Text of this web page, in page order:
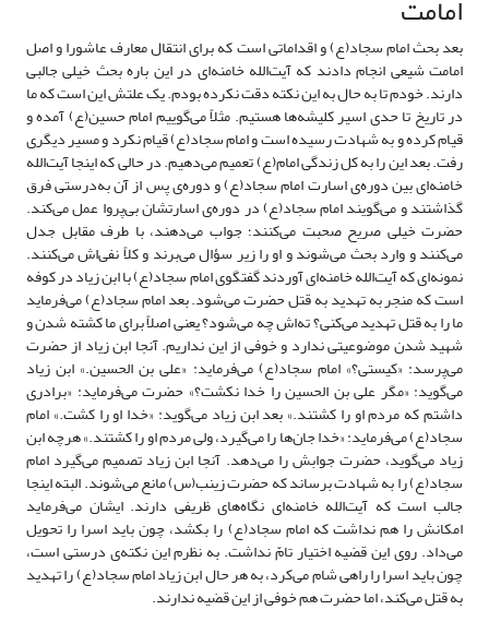
امامت
بعد بحث امام سجاد(ع) و اقداماتی است که برای انتقال معارف عاشورا و اصل
امامت شیعی انجام دادند که آیت‌الله خامنه‌ای در این باره‌ بحث خیلی جالبی
دارند. خودم تا به حال به این نکته دقت نکرده بودم. یک علتش این است که ما
در تاریخ تا حدی اسیر کلیشه‌ها هستیم. مثلاً می‌گوییم امام حسین(ع) آمده و
قیام کرده و به شهادت رسیده است و امام سجاد(ع) قیام نکرد و مسیر دیگری
رفت. بعد این را به کل زندگی امام(ع) تعمیم می‌دهیم. در حالی که اینجا آیت‌الله
خامنه‌ای بین دوره‌ی اسارت امام سجاد(ع) و دوره‌ی پس از آن به‌درستی فرق
گذاشتند و می‌گویند امام سجاد(ع) در دوره‌ی اسارتشان بی‌پروا عمل می‌کند.
حضرت خیلی صریح صحبت می‌کنند؛ جواب می‌دهند، با طرف مقابل جدل
می‌کنند و وارد بحث می‌شوند و او را زیر سؤال می‌برند و کلاً نفی‌اش می‌کنند.
نمونه‌ای که آیت‌الله خامنه‌ای آوردند گفتگوی امام سجاد(ع) با ابن زیاد در کوفه
است که منجر به تهدید به قتل حضرت می‌شود. بعد امام سجاد(ع) می‌فرماید
ما را به قتل تهدید می‌کنی؟ ته‌اش چه می‌شود؟ یعنی اصلاً برای ما کشته شدن و
شهید شدن موضوعیتی ندارد و خوفی از این نداریم. آنجا ابن زیاد از حضرت
می‌پرسد: «کیستی؟» امام سجاد(ع) می‌فرماید: «علی بن الحسین.» ابن زیاد
می‌گوید: «مگر علی بن الحسین را خدا نکشت؟» حضرت می‌فرماید: «برادری
داشتم که مردم او را کشتند.» بعد ابن زیاد می‌گوید: «خدا او را کشت.» امام
سجاد(ع) می‌فرماید: «خدا جان‌ها را می‌گیرد، ولی مردم او را کشتند.» هرچه ابن
زیاد می‌گوید، حضرت جوابش را می‌دهد. آنجا ابن زیاد تصمیم می‌گیرد امام
سجاد(ع) را به شهادت برساند که حضرت زینب(س) مانع می‌شوند. البته اینجا
جالب است که آیت‌الله خامنه‌ای نگاه‌های ظریفی دارند. ایشان می‌فرماید
امکانش را هم نداشت که امام سجاد(ع) را بکشد، چون باید اسرا را تحویل
می‌داد. روی این قضیه اختیار تامّ نداشت. به نظرم این نکته‌ی درستی است،
چون باید اسرا را راهی شام می‌کرد، به هر حال ابن زیاد امام سجاد(ع) را تهدید
به قتل می‌کند، اما حضرت هم خوفی از این قضیه ندارند.